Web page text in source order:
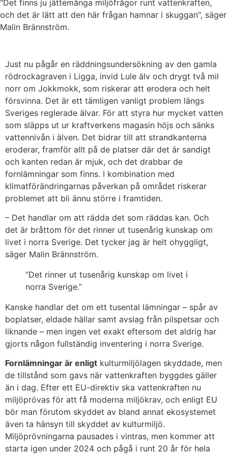
"Det finns ju jättemånga miljöfrågor runt vattenkraften,
och det är lätt att den här frågan hamnar i skuggan", säger
Malin Brännström.
Just nu pågår en räddningsundersökning av den gamla
rödrockagraven i Ligga, invid Lule älv och drygt två mil
norr om Jokkmokk, som riskerar att erodera och helt
försvinna. Det är ett tämligen vanligt problem längs
Sveriges reglerade älvar. För att styra hur mycket vatten
som släpps ut ur kraftverkens magasin höjs och sänks
vattennivån i älven. Det bidrar till att strandkanterna
eroderar, framför allt på de platser där det är sandigt
och kanten redan är mjuk, och det drabbar de
fornlämningar som finns. I kombination med
klimatförändringarnas påverkan på området riskerar
problemet att bli ännu större i framtiden.
– Det handlar om att rädda det som räddas kan. Och
det är bråttom för det rinner ut tusenårig kunskap om
livet i norra Sverige. Det tycker jag är helt ohyggligt,
säger Malin Brännström.
”Det rinner ut tusenårig kunskap om livet i
norra Sverige.”
Kanske handlar det om ett tusental lämningar – spår av
boplatser, eldade hällar samt avslag från pilspetsar och
liknande – men ingen vet exakt eftersom det aldrig har
gjorts någon fullständig inventering i norra Sverige.
Fornlämningar är enligt kulturmiljölagen skyddade, men
de tillstånd som gavs när vattenkraften byggdes gäller
än i dag. Efter ett EU-direktiv ska vattenkraften nu
miljöprövas för att få moderna miljökrav, och enligt EU
bör man förutom skyddet av bland annat ekosystemet
även ta hänsyn till skyddet av kulturmiljö.
Miljöprövningarna pausades i vintras, men kommer att
starta igen under 2024 och pågå i runt 20 år för hela